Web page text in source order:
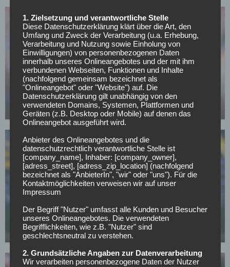
BUNDESLIGA
Bayern-Legende Lizarazu warnt: Dieses Risiko
sollte Kompany gegen PSG vermeiden
05.05.2026
BUNDESLIGA
Nächster Rückschlag für Bayerns Nachwuchs:
Talent Santos Daiber erleidet Muskelsehnenriss
05.05.2026
1. Zielsetzung und verantwortliche Stelle
Diese Datenschutzerklärung klärt über die Art, den
Umfang und Zweck der Verarbeitung (u.a. Erhebung,
Verarbeitung und Nutzung sowie Einholung von
Einwilligungen) von personenbezogenen Daten
innerhalb unseres Onlineangebotes und der mit ihm
verbundenen Webseiten, Funktionen und Inhalte
(nachfolgend gemeinsam bezeichnet als
"Onlineangebot" oder "Website") auf. Die
Datenschutzerklärung gilt unabhängig von den
verwendeten Domains, Systemen, Plattformen und
Geräten (z.B. Desktop oder Mobile) auf denen das
Onlineangebot ausgeführt wird.
Anbieter des Onlineangebotes und die
datenschutzrechtlich verantwortliche Stelle ist
[company_name], Inhaber: [company_owner],
[adress_street], [adress_zip_location] (nachfolgend
bezeichnet als "AnbieterIn", "wir" oder "uns"). Für die
Kontaktmöglichkeiten verweisen wir auf unser
Impressum
Der Begriff "Nutzer" umfasst alle Kunden und Besucher
unseres Onlineangebotes. Die verwendeten
Begrifflichkeiten, wie z.B. "Nutzer" sind
geschlechtsneutral zu verstehen.
2. Grundsätzliche Angaben zur Datenverarbeitung
Wir verarbeiten personenbezogene Daten der Nutzer